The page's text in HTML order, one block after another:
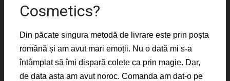
Cosmetics?
Din păcate singura metodă de livrare este prin poșta
română și am avut mari emoții. Nu o dată mi s-a
întâmplat să îmi dispară colete ca prin magie. Dar,
de data asta am avut noroc. Comanda am dat-o pe